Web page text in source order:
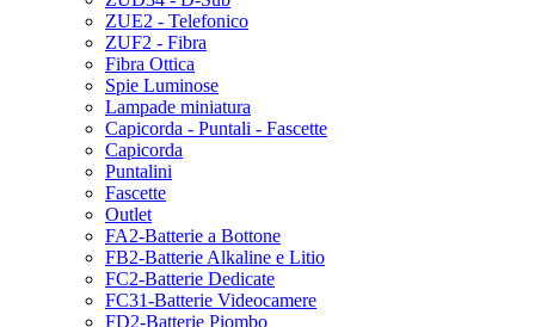
ZUE2 - Telefonico
ZUF2 - Fibra
Fibra Ottica
Spie Luminose
Lampade miniatura
Capicorda - Puntali - Fascette
Capicorda
Puntalini
Fascette
Outlet
FA2-Batterie a Bottone
FB2-Batterie Alkaline e Litio
FC2-Batterie Dedicate
FC31-Batterie Videocamere
FD2-Batterie Piombo